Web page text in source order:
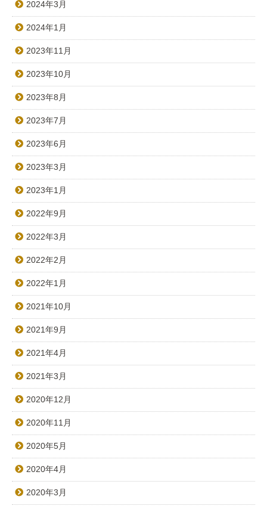
2024年3月
2024年1月
2023年11月
2023年10月
2023年8月
2023年7月
2023年6月
2023年3月
2023年1月
2022年9月
2022年3月
2022年2月
2022年1月
2021年10月
2021年9月
2021年4月
2021年3月
2020年12月
2020年11月
2020年5月
2020年4月
2020年3月